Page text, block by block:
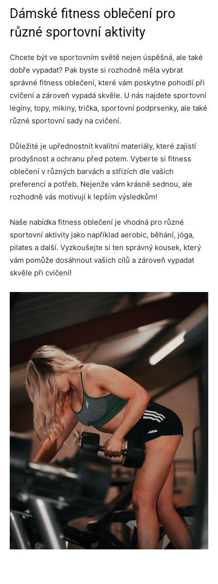
Dámské fitness oblečení pro
různé sportovní aktivity
Chcete být ve sportovním světě nejen úspěšná, ale také
dobře vypadat? Pak byste si rozhodně měla vybrat
správné fitness oblečení, které vám poskytne pohodlí při
cvičení a zároveň vypadá skvěle. U nás najdete sportovní
legíny, topy, mikiny, trička, sportovní podprsenky, ale také
různé sportovní sady na cvičení.
Důležité je upřednostnit kvalitní materiály, které zajistí
prodyšnost a ochranu před potem. Vyberte si fitness
oblečení v různých barvách a střizích dle vašich
preferencí a potřeb. Nejenže vám krásně sednou, ale
rozhodně vás motivují k lepším výsledkům!
Naše nabídka fitness oblečení je vhodná pro různé
sportovní aktivity jako například aerobic, běhání, jóga,
pilates a další. Vyzkoušejte si ten správný kousek, který
vám pomůže dosáhnout vašich cílů a zároveň vypadat
skvěle při cvičení!